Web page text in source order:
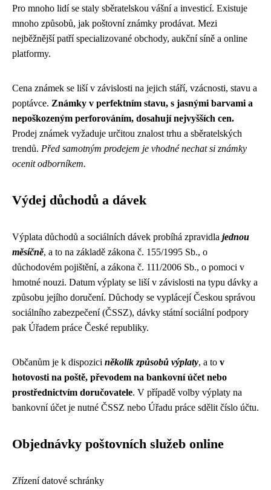
Pro mnoho lidí se staly sběratelskou vášní a investicí. Existuje
mnoho způsobů, jak poštovní známky prodávat. Mezi
nejběžnější patří specializované obchody, aukční síně a online
platformy.
Cena známek se liší v závislosti na jejich stáří, vzácnosti, stavu a
poptávce. Známky v perfektním stavu, s jasnými barvami a
nepoškozeným perforováním, dosahují nejvyšších cen.
Prodej známek vyžaduje určitou znalost trhu a sběratelských
trendů. Před samotným prodejem je vhodné nechat si známky
ocenit odborníkem.
Výdej důchodů a dávek
Výplata důchodů a sociálních dávek probíhá zpravidla jednou
měsíčně, a to na základě zákona č. 155/1995 Sb., o
důchodovém pojištění, a zákona č. 111/2006 Sb., o pomoci v
hmotné nouzi. Datum výplaty se liší v závislosti na typu dávky a
způsobu jejího doručení. Důchody se vyplácejí Českou správou
sociálního zabezpečení (ČSSZ), dávky státní sociální podpory
pak Úřadem práce České republiky.
Občanům je k dispozici několik způsobů výplaty, a to v
hotovosti na poště, převodem na bankovní účet nebo
prostřednictvím doručovatele. V případě volby výplaty na
bankovní účet je nutné ČSSZ nebo Úřadu práce sdělit číslo účtu.
Objednávky poštovních služeb online
Zřízení datové schránky